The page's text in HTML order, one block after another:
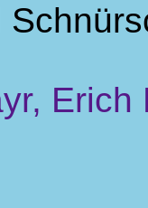
Erich